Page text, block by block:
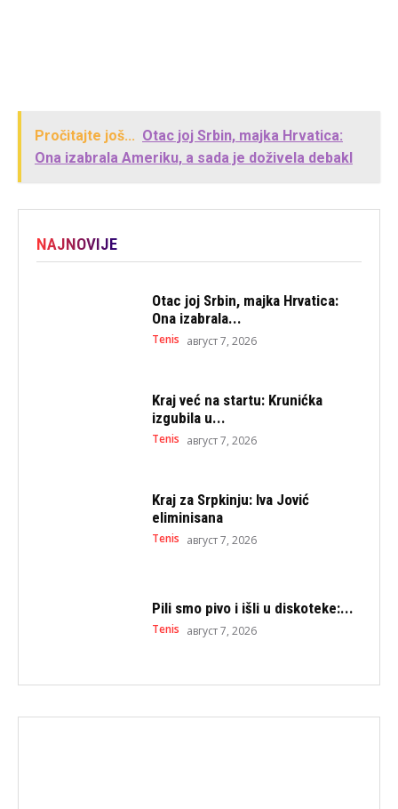
Pročitajte još... Otac joj Srbin, majka Hrvatica:
Ona izabrala Ameriku, a sada je doživela debakl
NAJNOVIJE
Otac joj Srbin, majka Hrvatica:
Ona izabrala...
Tenis август 7, 2026
Kraj već na startu: Krunićka
izgubila u...
Tenis август 7, 2026
Kraj za Srpkinju: Iva Jović
eliminisana
Tenis август 7, 2026
Pili smo pivo i išli u diskoteke:...
Tenis август 7, 2026